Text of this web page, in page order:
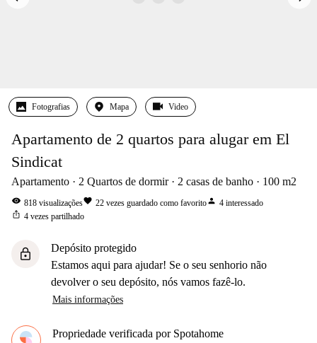
Fotografias Mapa Video
Apartamento de 2 quartos para alugar em El
Sindicat
Apartamento 2 Quartos de dormir 2 casas de banho 100 m2
visibility 818 visualizaçõesfavorite 22 vezes guardado como favoritoperson 4 interessado
ios_share 4 vezes partilhado
lock
Depósito protegido
Estamos aqui para ajudar! Se o seu senhorio não
devolver o seu depósito, nós vamos fazê-lo.
Mais informações
Propriedade verificada por Spotahome